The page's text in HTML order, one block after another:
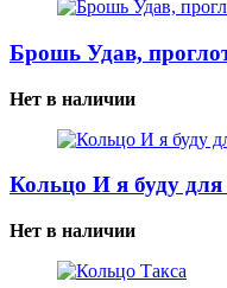
Брошь Удав,
Нет в наличии
Кольцо И я буду для
Нет в наличии